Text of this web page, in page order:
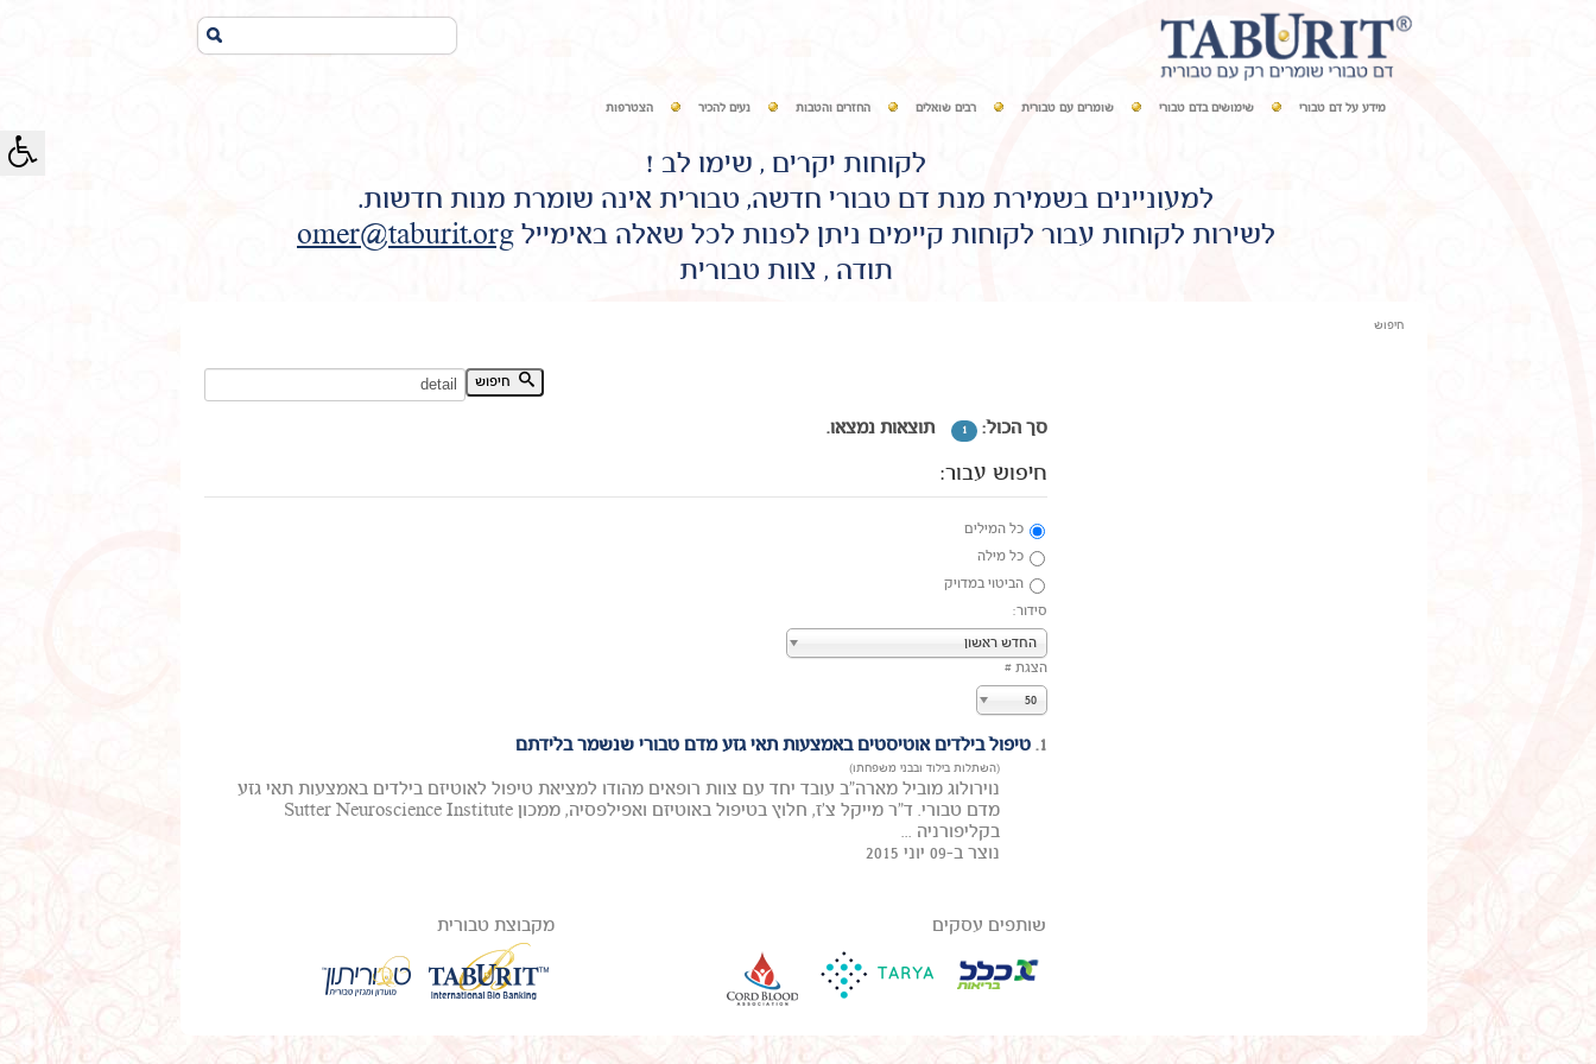
מידע על דם טבורי שימושים בדם טבורי שומרים עם טבורית רבים שואלים החזרים והטבות נעים להכיר הצטרפות
לקוחות יקרים , שימו לב !
למעוניינים בשמירת מנת דם טבורי חדשה, טבורית אינה שומרת מנות חדשות.
לשירות לקוחות עבור לקוחות קיימים ניתן לפנות לכל שאלה באימייל omer@taburit.org
תודה , צוות טבורית
חיפוש
חיפוש מילת מפתח:
סך הכול: 1 תוצאות נמצאו.
חיפוש עבור:
כל המילים
כל מילה
הביטוי במדויק
סידור:
החדש ראשון
הצגת #
50
1. טיפול בילדים אוטיסטים באמצעות תאי גזע מדם טבורי שנשמר בלידתם
(השתלות בילוד ובבני משפחתו)
נוירולוג מוביל מארה"ב עובד יחד עם צוות רופאים מהודו למציאת טיפול לאוטיזם בילדים באמצעות תאי גזע
מדם טבורי. ד"ר מייקל צ'ז, חלוץ בטיפול באוטיזם ואפילפסיה, ממכון Sutter Neuroscience Institute
בקליפורניה ...
נוצר ב-09 יוני 2015
שותפים עסקים מקבוצת טבורית